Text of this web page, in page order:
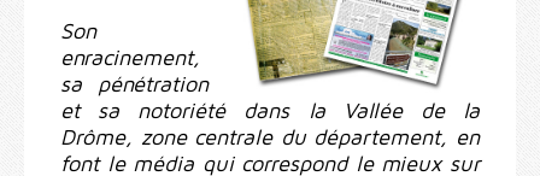
Son
enracinement,
sa pénétration
et sa notoriété dans la Vallée de la
Drôme, zone centrale du département, en
font le média qui correspond le mieux sur